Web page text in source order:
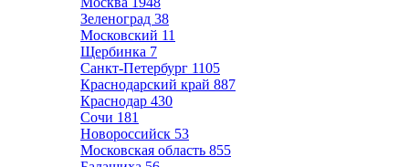
Зеленоград 38
Московский 11
Щербинка 7
Санкт-Петербург 1105
Краснодарский край 887
Краснодар 430
Сочи 181
Новороссийск 53
Московская область 855